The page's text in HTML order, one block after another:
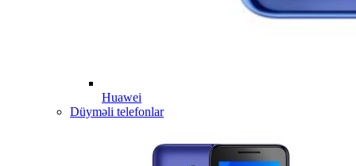
Huawei
Düyməli telefonlar